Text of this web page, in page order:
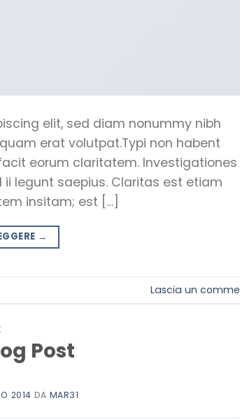
elit, sed diam nonummy nibh
erat volutpat.Typi non habent
eorum claritatem. Investigationes
legunt saepius. Claritas est etiam
insitam; est […]
→
Lascia un
Post
2014 DA MAR31